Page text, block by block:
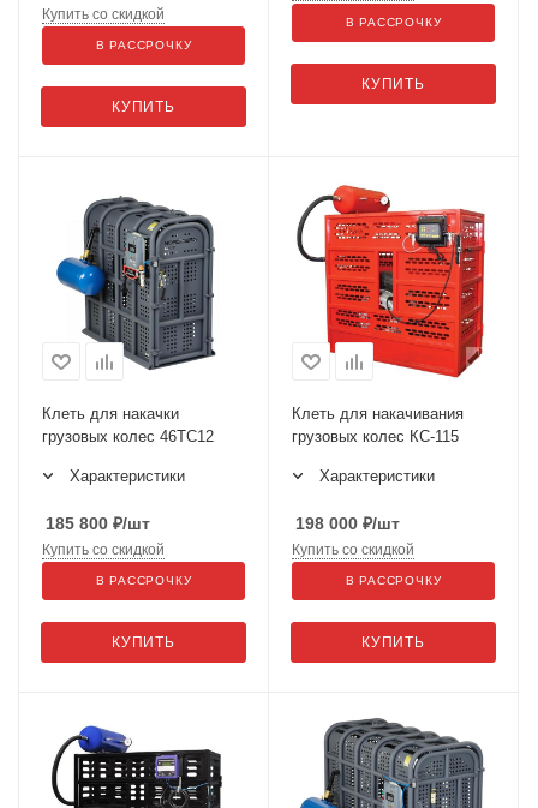
КУПИТЬ
Купить со скидкой
В РАССРОЧКУ
КУПИТЬ
В РАССРОЧКУ
Клеть для накачки
грузовых колес 46TC12
Характеристики
185 800 ₽/шт
КУПИТЬ
Купить со скидкой
В РАССРОЧКУ
Клеть для накачивания
грузовых колес КС-115
Характеристики
198 000 ₽/шт
КУПИТЬ
Купить со скидкой
В РАССРОЧКУ